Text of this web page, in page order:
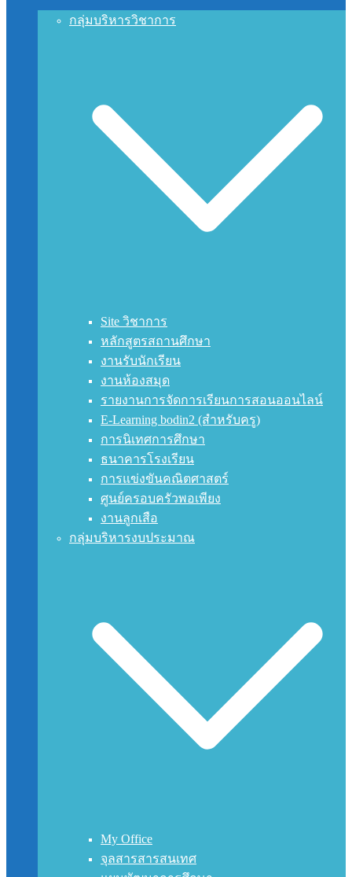
กลุ่มบริหารวิชาการ
Site วิชาการ
หลักสูตรสถานศึกษา
งานรับนักเรียน
งานห้องสมุด
รายงานการจัดการเรียนการสอนออนไลน์
E-Learning bodin2 (สำหรับครู)
การนิเทศการศึกษา
ธนาคารโรงเรียน
การแข่งขันคณิตศาสตร์
ศูนย์ครอบครัวพอเพียง
งานลูกเสือ
กลุ่มบริหารงบประมาณ
My Office
จุลสารสารสนเทศ